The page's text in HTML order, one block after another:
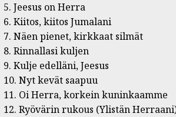
5. Jeesus on Herra
6. Kiitos, kiitos Jumalani
7. Näen pienet, kirkkaat silmät
8. Rinnallasi kuljen
9. Kulje edelläni, Jeesus
10. Nyt kevät saapuu
11. Oi Herra, korkein kuninkaamme
12. Ryövärin rukous (Ylistän